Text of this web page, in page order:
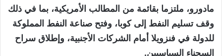
مادورو، ملتزما بقائمة من المطالب الأمريكية، بما في ذلك
وقف تسليم النفط إلى كوبا، وفتح صناعة النفط المملوكة
للدولة في فنزويلا أمام الشركات الأجنبية، وإطلاق سراح
السجناء السياسيين.